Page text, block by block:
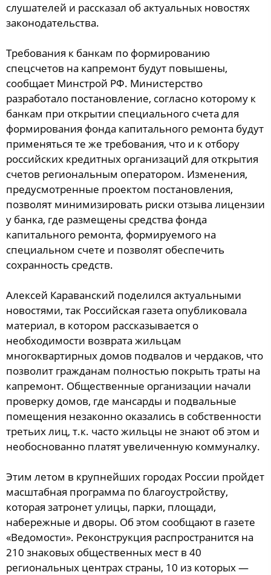
слушателей и рассказал об актуальных новостях
законодательства.
Требования к банкам по формированию
спецсчетов на капремонт будут повышены,
сообщает Минстрой РФ. Министерство
разработало постановление, согласно которому к
банкам при открытии специального счета для
формирования фонда капитального ремонта будут
применяться те же требования, что и к отбору
российских кредитных организаций для открытия
счетов региональным оператором. Изменения,
предусмотренные проектом постановления,
позволят минимизировать риски отзыва лицензии
у банка, где размещены средства фонда
капитального ремонта, формируемого на
специальном счете и позволят обеспечить
сохранность средств.
Алексей Караванский поделился актуальными
новостями, так Российская газета опубликовала
материал, в котором рассказывается о
необходимости возврата жильцам
многоквартирных домов подвалов и чердаков, что
позволит гражданам полностью покрыть траты на
капремонт. Общественные организации начали
проверку домов, где мансарды и подвальные
помещения незаконно оказались в собственности
третьих лиц, т.к. часто жильцы не знают об этом и
необоснованно платят увеличенную коммуналку.
Этим летом в крупнейших городах России пройдет
масштабная программа по благоустройству,
которая затронет улицы, парки, площади,
набережные и дворы. Об этом сообщают в газете
«Ведомости». Реконструкция распространится на
210 знаковых общественных мест в 40
региональных центрах страны, 10 из которых —